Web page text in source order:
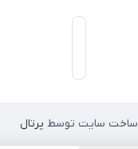
مسیریابی در اپلیکیشن نشان
ساخت سایت توسط پرتال